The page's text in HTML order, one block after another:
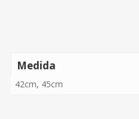
Medida
42cm, 45cm